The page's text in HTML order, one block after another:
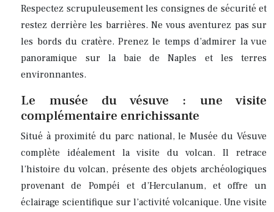
Respectez scrupuleusement les consignes de sécurité et
restez derrière les barrières. Ne vous aventurez pas sur
les bords du cratère. Prenez le temps d’admirer la vue
panoramique sur la baie de Naples et les terres
environnantes.
Le musée du vésuve : une visite
complémentaire enrichissante
Situé à proximité du parc national, le Musée du Vésuve
complète idéalement la visite du volcan. Il retrace
l’histoire du volcan, présente des objets archéologiques
provenant de Pompéi et d’Herculanum, et offre un
éclairage scientifique sur l’activité volcanique. Une visite